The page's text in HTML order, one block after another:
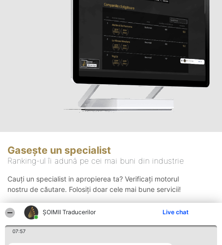
ȘOIMII Traducerilor Live chat
07:57
Gasește un specialist
Ranking-ul îi adună pe cei mai buni din industrie
Cauți un specialist in apropierea ta? Verificați motorul
nostru de căutare. Folosiți doar cele mai bune servicii!